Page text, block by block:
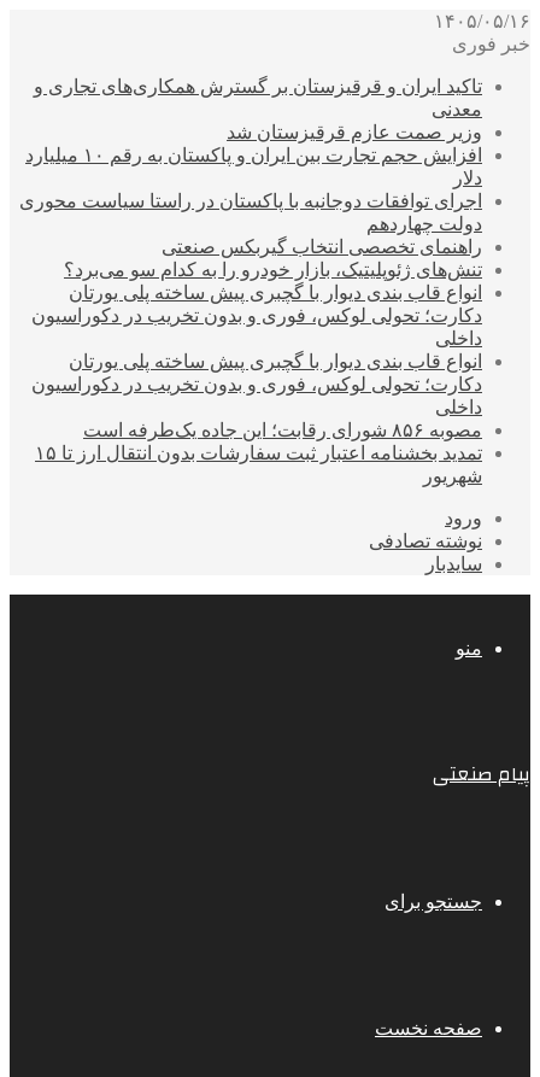
۱۴۰۵/۰۵/۱۶
خبر فوری
تاکید ایران و قرقیزستان بر گسترش همکاری‌های تجاری و
معدنی
وزیر صمت عازم قرقیزستان شد
افزایش حجم تجارت بین ایران و پاکستان به رقم ۱۰ میلیارد
دلار
اجرای توافقات دوجانبه با پاکستان در راستا سیاست محوری
دولت چهاردهم
راهنمای تخصصی انتخاب گیربکس صنعتی
تنش‌های ژئوپلیتیک، بازار خودرو را به کدام سو می‌برد؟
انواع قاب بندی دیوار با گچبری پیش ساخته پلی یورتان
دکارت؛ تحولی لوکس، فوری و بدون تخریب در دکوراسیون
داخلی
انواع قاب بندی دیوار با گچبری پیش ساخته پلی یورتان
دکارت؛ تحولی لوکس، فوری و بدون تخریب در دکوراسیون
داخلی
مصوبه ۸۵۶ شورای رقابت؛ این جاده یک‌طرفه است
تمدید بخشنامه اعتبار ثبت سفارشات بدون انتقال ارز تا ۱۵
شهریور
ورود
نوشته تصادفی
سایدبار
منو
پیام صنعتی
جستجو برای
صفحه نخست